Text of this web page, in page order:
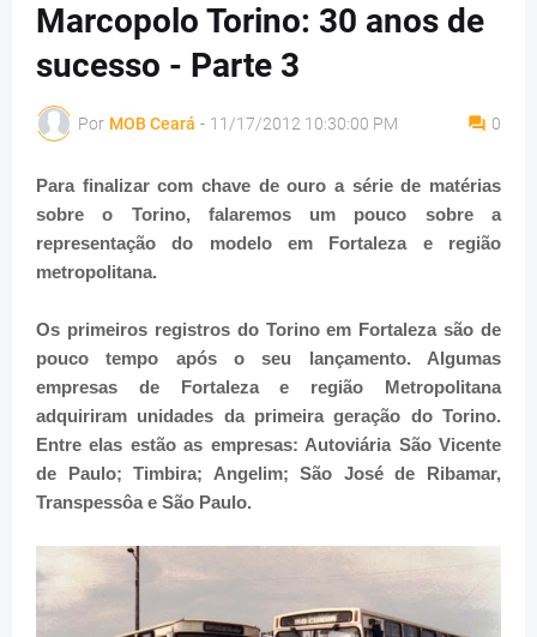
Marcopolo Torino: 30 anos de
sucesso - Parte 3
Por MOB Ceará - 11/17/2012 10:30:00 PM 0
Para finalizar com chave de ouro a série de matérias
sobre o Torino, falaremos um pouco sobre a
representação do modelo em Fortaleza e região
metropolitana.
Os primeiros registros do Torino em Fortaleza são de
pouco tempo após o seu lançamento. Algumas
empresas de Fortaleza e região Metropolitana
adquiriram unidades da primeira geração do Torino.
Entre elas estão as empresas: Autoviária São Vicente
de Paulo; Timbira; Angelim; São José de Ribamar,
Transpessôa e São Paulo.